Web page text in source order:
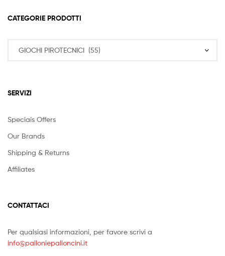
CATEGORIE PRODOTTI
SERVIZI
Speciais Offers
Our Brands
Shipping & Returns
Affiliates
CONTATTACI
Per qualsiasi informazioni, per favore scrivi a
info@palloniepalloncini.it